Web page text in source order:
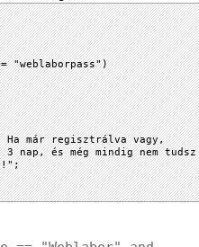
"weblaborpass")
már regisztrálva vagy,
nap, és még mindig nem tudsz